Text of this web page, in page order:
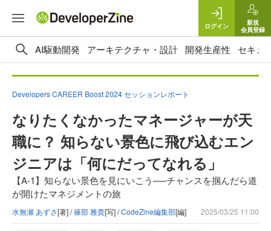
ログイン
新規
会員登録
AI駆動開発 アーキテクチャ・設計 開発生産性 セキュ
Developers CAREER Boost 2024 セッションレポート
なりたくなかったマネージャーが天
職に？ 知らない景色に飛び込むエン
ジニアは「何にだってなれる」
【A-1】知らない景色を見にいこう──チャンスを掴んだら道
が開けたマネジメントの旅
水無瀬 あずさ[著] /篠部 雅貴[写] /CodeZine編集部[編] 2025/03/25 11:00